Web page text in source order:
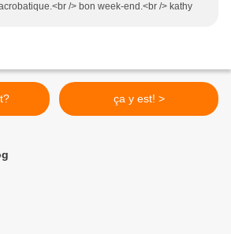
/> bon week-end.<br /> kathy
ça y est! >